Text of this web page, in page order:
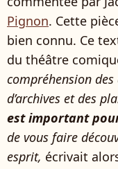
Pignon. Cette
bien connu. Ce
du théâtre
compréhension
d’archives et des
est important
de vous faire
esprit, écrivait